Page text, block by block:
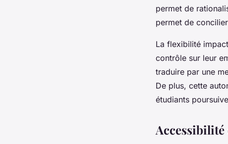
permet de
permet de
La flexibilité
contrôle sur leur
traduire par une
De plus, cette
étudiants